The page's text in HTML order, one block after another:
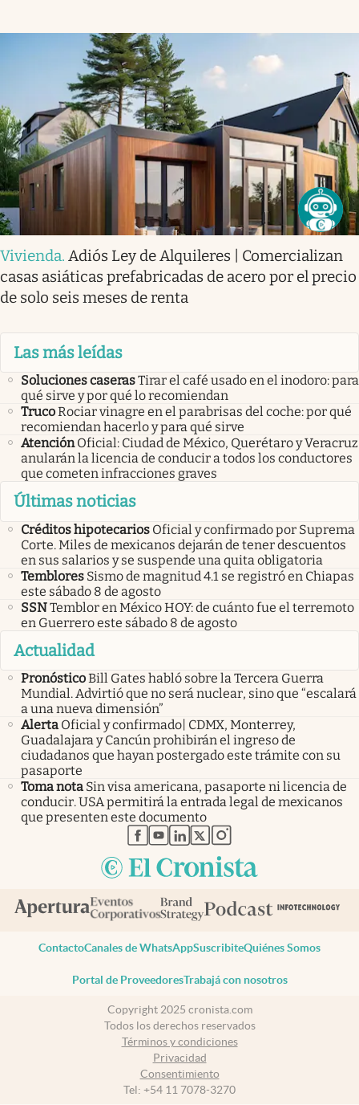
Vivienda. Adiós Ley de Alquileres | Comercializan
casas asiáticas prefabricadas de acero por el precio
de solo seis meses de renta
Las más leídas
Soluciones caserasTirar el café usado en el inodoro: para
qué sirve y por qué lo recomiendan
TrucoRociar vinagre en el parabrisas del coche: por qué
recomiendan hacerlo y para qué sirve
Atención Oficial: Ciudad de México, Querétaro y Veracruz
anularán la licencia de conducir a todos los conductores
que cometen infracciones graves
Últimas noticias
Créditos hipotecarios Oficial y confirmado por Suprema
Corte. Miles de mexicanos dejarán de tener descuentos
en sus salarios y se suspende una quita obligatoria
Temblores Sismo de magnitud 4.1 se registró en Chiapas
este sábado 8 de agosto
SSNTemblor en México HOY: de cuánto fue el terremoto
en Guerrero este sábado 8 de agosto
Actualidad
PronósticoBill Gates habló sobre la Tercera Guerra
Mundial. Advirtió que no será nuclear, sino que “escalará
a una nueva dimensión”
Alerta Oficial y confirmado| CDMX, Monterrey,
Guadalajara y Cancún prohibirán el ingreso de
ciudadanos que hayan postergado este trámite con su
pasaporte
Toma nota Sin visa americana, pasaporte ni licencia de
conducir. USA permitirá la entrada legal de mexicanos
que presenten este documento
abre en nueva pestaña
abre en nueva pestaña
abre en nueva pestaña
abre en nueva pestaña
abre en nueva pestaña
ContactoCanales de WhatsAppSuscribiteQuiénes Somos
Portal de ProveedoresTrabajá con nosotros
Copyright 2025 cronista.com
Todos los derechos reservados
Términos y condiciones
Privacidad
Consentimiento
Tel: +54 11 7078-3270